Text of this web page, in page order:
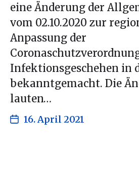
eine Änderung der
vom 02.10.2020 zur
Anpassung der
Infektionsgeschehen in
bekanntgemacht. Die
lauten…
16. April 2021